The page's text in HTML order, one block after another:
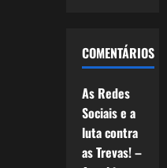
COMENTÁRIOS
As Redes
Sociais e a
luta contra
as Trevas! –